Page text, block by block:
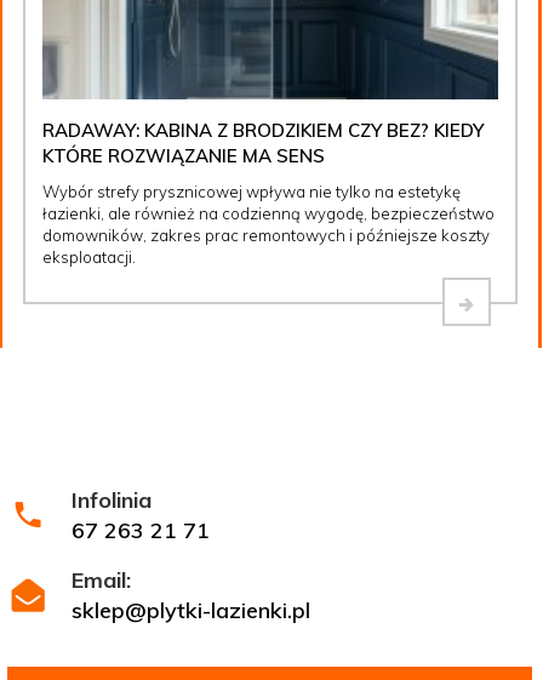
RADAWAY: KABINA Z BRODZIKIEM CZY BEZ? KIEDY
KTÓRE ROZWIĄZANIE MA SENS
Wybór strefy prysznicowej wpływa nie tylko na estetykę
łazienki, ale również na codzienną wygodę, bezpieczeństwo
domowników, zakres prac remontowych i późniejsze koszty
eksploatacji.
Infolinia
67 263 21 71
Email:
sklep@plytki-lazienki.pl